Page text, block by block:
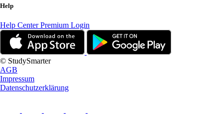
Help
Help CenterPremium Login
© StudySmarter
AGB
Impressum
Datenschutzerklärung